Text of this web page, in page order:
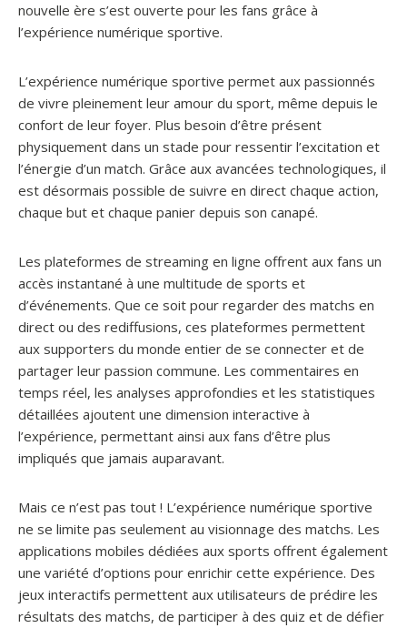
nouvelle ère s’est ouverte pour les fans grâce à
l’expérience numérique sportive.
L’expérience numérique sportive permet aux passionnés
de vivre pleinement leur amour du sport, même depuis le
confort de leur foyer. Plus besoin d’être présent
physiquement dans un stade pour ressentir l’excitation et
l’énergie d’un match. Grâce aux avancées technologiques, il
est désormais possible de suivre en direct chaque action,
chaque but et chaque panier depuis son canapé.
Les plateformes de streaming en ligne offrent aux fans un
accès instantané à une multitude de sports et
d’événements. Que ce soit pour regarder des matchs en
direct ou des rediffusions, ces plateformes permettent
aux supporters du monde entier de se connecter et de
partager leur passion commune. Les commentaires en
temps réel, les analyses approfondies et les statistiques
détaillées ajoutent une dimension interactive à
l’expérience, permettant ainsi aux fans d’être plus
impliqués que jamais auparavant.
Mais ce n’est pas tout ! L’expérience numérique sportive
ne se limite pas seulement au visionnage des matchs. Les
applications mobiles dédiées aux sports offrent également
une variété d’options pour enrichir cette expérience. Des
jeux interactifs permettent aux utilisateurs de prédire les
résultats des matchs, de participer à des quiz et de défier